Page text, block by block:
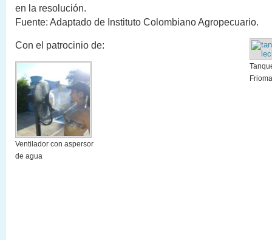
en la resolución.
Fuente: Adaptado de Instituto Colombiano Agropecuario.
Con el patrocinio de:
Ventilador con aspersor
de agua